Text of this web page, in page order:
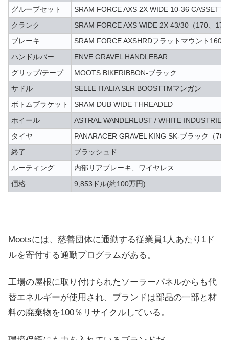
グループセット SRAM FORCE AXS 2X WIDE 10-36 CASSETTE
クランク SRAM FORCE AXS WIDE 2X 43/30（170、
ブレーキ SRAM FORCE AXSHRDフラットマウント160 /
ハンドルバー ENVE GRAVEL HANDLEBAR
グリップ/テープ MOOTS BIKERIBBON-ブラック
サドル SELLE ITALIA SLR BOOSTTMマンガン
ボトムブラケット SRAM DUB WIDE THREADED
ホイール ASTRAL WANDERLUST / WHITE INDUSTRIES
タイヤ PANARACER GRAVEL KING SK-ブラック（
終了 ブラッシュド
ルーティング 内部リアブレーキ、ワイヤレス
価格 9,853ドル(約100万円)
Mootsには、慈善団体に通勤する従業員1人あたり1ド
ルを寄付する通勤プログラムがある。
工場の屋根に取り付けられたソーラーパネルからも代
替エネルギーが使用され、ブランドは部品の一部と材
料の廃棄物を100％リサイクルしている。